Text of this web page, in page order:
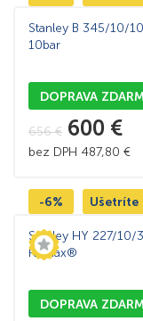
Stanley B 345/10/
10bar
DOPRAVA
656€ 600 €
bez DPH 487,80 €
-6% Ušetríte
Stanley HY 227/
FatMax®
DOPRAVA